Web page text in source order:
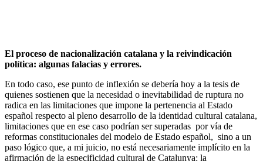
El proceso de nacionalización catalana y la reivindicación
política: algunas falacias y errores.
En todo caso, ese punto de inflexión se debería hoy a la tesis de
quienes sostienen que la necesidad o inevitabilidad de ruptura no
radica en las limitaciones que impone la pertenencia al Estado
español respecto al pleno desarrollo de la identidad cultural catalana,
limitaciones que en ese caso podrían ser superadas por vía de
reformas constitucionales del modelo de Estado español, sino a un
paso lógico que, a mi juicio, no está necesariamente implícito en la
afirmación de la especificidad cultural de Catalunya: la